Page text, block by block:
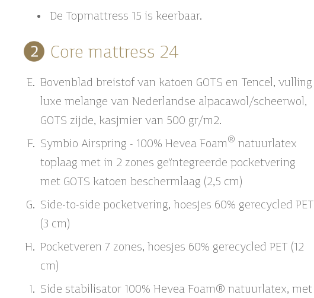
De Topmattress 15 is keerbaar.
Core mattress 24
Bovenblad breistof van katoen GOTS en Tencel, vulling
luxe melange van Nederlandse alpacawol/scheerwol,
GOTS zijde, kasjmier van 500 gr/m2.
Symbio Airspring - 100% Hevea Foam ® natuurlatex
toplaag met in 2 zones geïntegreerde pocketvering
met GOTS katoen beschermlaag (2,5 cm)
Side-to-side pocketvering, hoesjes 60% gerecycled PET
(3 cm)
Pocketveren 7 zones, hoesjes 60% gerecycled PET (12
cm)
Side stabilisator 100% Hevea Foam® natuurlatex, met